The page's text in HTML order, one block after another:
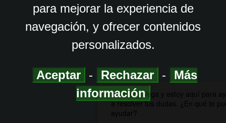
para mejorar la experiencia de
navegación, y ofrecer contenidos
personalizados.
Aceptar - Rechazar -
Más
información